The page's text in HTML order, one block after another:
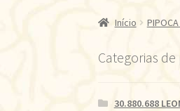
Início
Categorias
30.880.688